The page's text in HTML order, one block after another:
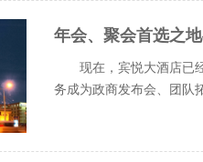
年会、聚会首选之
现在，宾悦大酒店已
务成为政商发布会、团队